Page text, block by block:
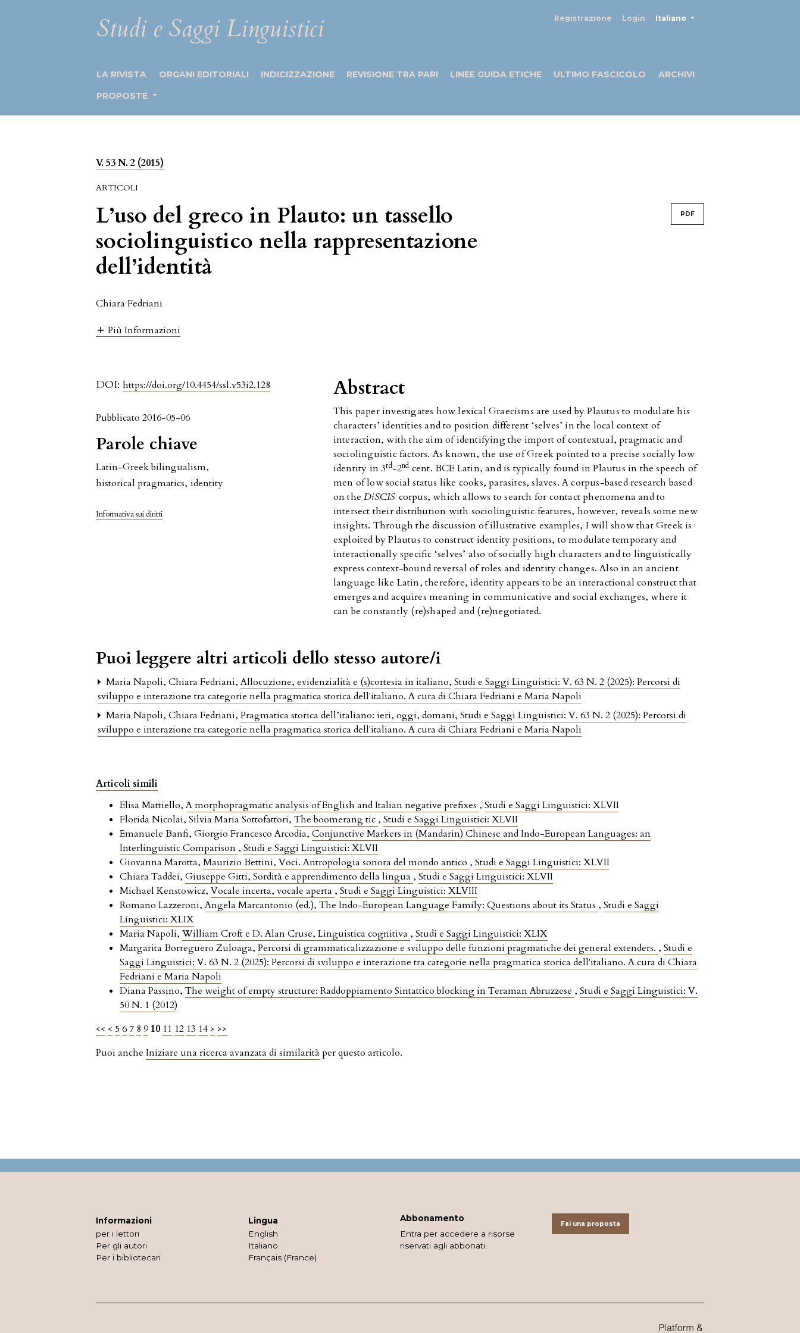
Studi e Saggi Linguistici Registrazione Login Italiano
LA RIVISTA ORGANI EDITORIALI INDICIZZAZIONE REVISIONE TRA PARI LINEE GUIDA ETICHE ULTIMO FASCICOLO
ARCHIVI
PROPOSTE
V. 53 N. 2 (2015)
ARTICOLI
L’uso del greco in Plauto: un tassello
sociolinguistico nella rappresentazione
dell’identità
PDF
Chiara Fedriani
Più Informazioni
DOI:https://doi.org/10.4454/ssl.v53i2.128
Pubblicato 2016-05-06
Parole chiave
Latin-Greek bilingualism,
historical pragmatics, identity
Informativa sui diritti
Abstract
This paper investigates how lexical Graecisms are used by Plautus to modulate his
characters’ identities and to position different ‘selves’ in the local context of
interaction, with the aim of identifying the import of contextual, pragmatic and
sociolinguistic factors. As known, the use of Greek pointed to a precise socially low
identity in 3rd-2nd cent. BCE Latin, and is typically found in Plautus in the speech of
men of low social status like cooks, parasites, slaves. A corpus-based research based
on theDiSCIS corpus, which allows to search for contact phenomena and to
intersect their distribution with sociolinguistic features, however, reveals some new
insights. Through the discussion of illustrative examples, I will show that Greek is
exploited by Plautus to construct identity positions, to modulate temporary and
interactionally specific ‘selves’ also of socially high characters and to linguistically
express context-bound reversal of roles and identity changes. Also in an ancient
language like Latin, therefore, identity appears to be an interactional construct that
emerges and acquires meaning in communicative and social exchanges, where it
can be constantly (re)shaped and (re)negotiated.
Puoi leggere altri articoli dello stesso autore/i
Maria Napoli, Chiara Fedriani,Allocuzione, evidenzialità e (s)cortesia in italiano,Studi e Saggi Linguistici: V. 63 N. 2 (2025): Percorsi di
sviluppo e interazione tra categorie nella pragmatica storica dell'italiano. A cura di Chiara Fedriani e Maria Napoli
Maria Napoli, Chiara Fedriani,Pragmatica storica dell’italiano: ieri, oggi, domani,Studi e Saggi Linguistici: V. 63 N. 2 (2025): Percorsi di
sviluppo e interazione tra categorie nella pragmatica storica dell'italiano. A cura di Chiara Fedriani e Maria Napoli
Articoli simili
Elisa Mattiello,A morphopragmatic analysis of English and Italian negative prefixes ,Studi e Saggi Linguistici: XLVII
Florida Nicolai, Silvia Maria Sottofattori,The boomerang tic ,Studi e Saggi Linguistici: XLVII
Emanuele Banfi, Giorgio Francesco Arcodia,Conjunctive Markers in (Mandarin) Chinese and Indo-European Languages: an
Interlinguistic Comparison ,Studi e Saggi Linguistici: XLVII
Giovanna Marotta,Maurizio Bettini, Voci. Antropologia sonora del mondo antico ,Studi e Saggi Linguistici: XLVII
Chiara Taddei,Giuseppe Gitti, Sordità e apprendimento della lingua ,Studi e Saggi Linguistici: XLVII
Michael Kenstowicz,Vocale incerta, vocale aperta ,Studi e Saggi Linguistici: XLVIII
Romano Lazzeroni,Angela Marcantonio (ed.), The Indo-European Language Family: Questions about its Status ,Studi e Saggi
Linguistici: XLIX
Maria Napoli,William Croft e D. Alan Cruse, Linguistica cognitiva ,Studi e Saggi Linguistici: XLIX
Margarita Borreguero Zuloaga,Percorsi di grammaticalizzazione e sviluppo delle funzioni pragmatiche dei general extenders. ,Studi e
Saggi Linguistici: V. 63 N. 2 (2025): Percorsi di sviluppo e interazione tra categorie nella pragmatica storica dell'italiano. A cura di Chiara
Fedriani e Maria Napoli
Diana Passino,The weight of empty structure: Raddoppiamento Sintattico blocking in Teraman Abruzzese ,Studi e Saggi Linguistici: V.
50 N. 1 (2012)
<< < 5 67 8 9 10 11 12 13 14 > >>
Puoi ancheIniziare una ricerca avanzata di similarità per questo articolo.
Informazioni
per i lettori
Per gli autori
Per i bibliotecari
Lingua
English
Italiano
Français (France)
Abbonamento
Entra per accedere a risorse
riservati agli abbonati.
Fai una proposta